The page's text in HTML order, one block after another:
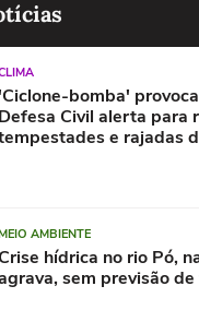
bomba'
Defesa Civil alerta para
e rajadas
AMBIENTE
hídrica no rio Pó,
sem previsão